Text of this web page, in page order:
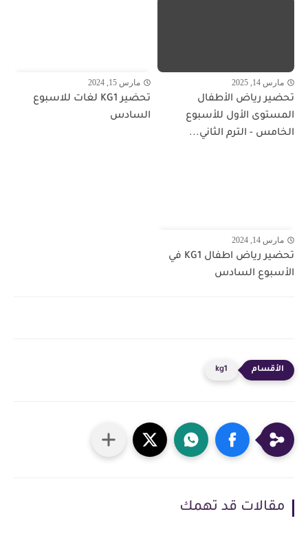
مارس 14, 2025
تحضير رياض الأطفال
المستوى الأول للأسبوع
الخامس - الترم الثاني...
مارس 15, 2024
تحضير KG1 لغات للاسبوع
السادس
مارس 14, 2024
تحضير رياض اطفال KG1 في
الأسبوع السادس
kg1
مقالات قد تهمك